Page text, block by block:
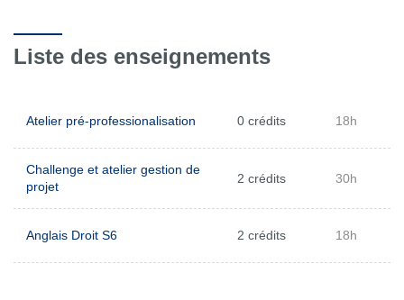
Liste des enseignements
Atelier pré-professionalisation 0 crédits 18h
Challenge et atelier gestion de
projet
2 crédits 30h
Anglais Droit S6 2 crédits 18h